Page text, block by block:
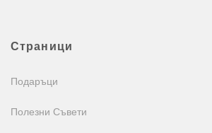
Страници
Подаръци
Полезни Съвети